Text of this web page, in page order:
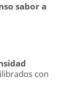
sabor a
con